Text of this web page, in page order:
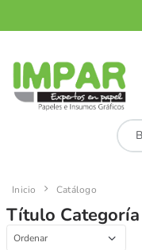
Inicio Catálogo
Título Categoría